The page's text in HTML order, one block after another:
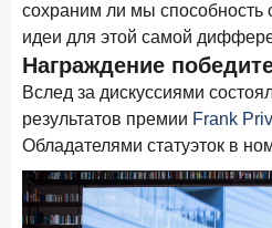
сохраним ли мы способность
идеи для этой самой
Награждение
Вслед за дискуссиями
результатов премии Frank
Обладателями статуэток в